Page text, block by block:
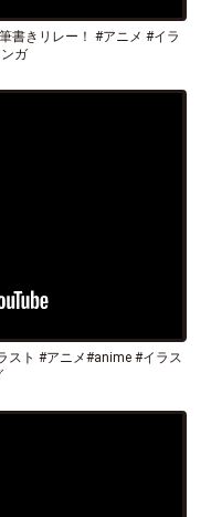
書きリレー！ #アニメ #イラ
ガ
スト #アニメ#anime #イラス